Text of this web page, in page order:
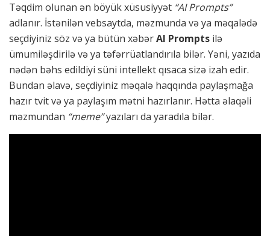
Təqdim olunan ən böyük xüsusiyyət “AI Prompts”
adlanır. İstənilən vebsaytda, məzmunda və ya məqalədə
seçdiyiniz söz və ya bütün xəbərAI Prompts ilə
ümumiləşdirilə və ya təfərrüatlandırıla bilər. Yəni, yazıda
nədən bəhs edildiyi süni intellekt qısaca sizə izah edir.
Bundan əlavə, seçdiyiniz məqalə haqqında paylaşmağa
hazır tvit və ya paylaşım mətni hazırlanır. Hətta əlaqəli
məzmundan “meme”yazıları da yaradıla bilər.